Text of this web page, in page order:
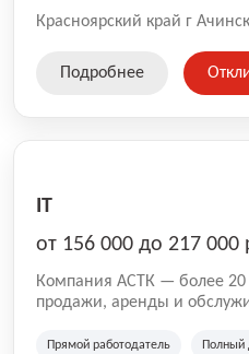
Красноярский край г Ачинск
Подробнее
IT
от 156 000 до 217 000
Компания АСТК — более 20
продажи, аренды и
производителей. Мы
Прямой работодатель Полный